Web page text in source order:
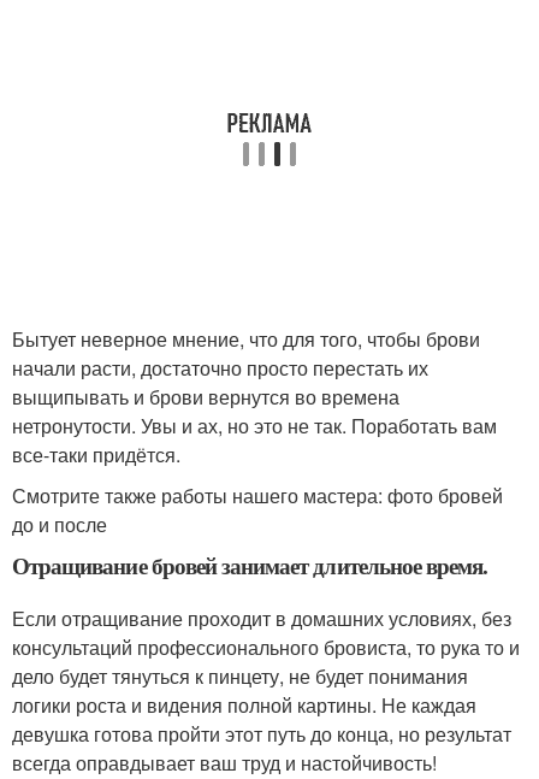
Бытует неверное мнение, что для того, чтобы брови
начали расти, достаточно просто перестать их
выщипывать и брови вернутся во времена
нетронутости. Увы и ах, но это не так. Поработать вам
все-таки придётся.
Смотрите также работы нашего мастера: фото бровей
до и после
Отращивание бровей занимает длительное время.
Если отращивание проходит в домашних условиях, без
консультаций профессионального бровиста, то рука то и
дело будет тянуться к пинцету, не будет понимания
логики роста и видения полной картины. Не каждая
девушка готова пройти этот путь до конца, но результат
всегда оправдывает ваш труд и настойчивость!